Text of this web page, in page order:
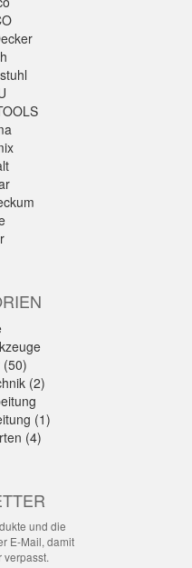
(2)
(1)
(4)
und die
E-Mail, damit
verpasst.